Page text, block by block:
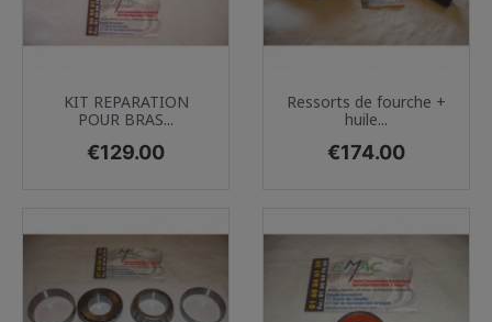
KIT REPARATION
POUR BRAS...
Price
€129.00
Ressorts de fourche +
huile...
Price
€174.00